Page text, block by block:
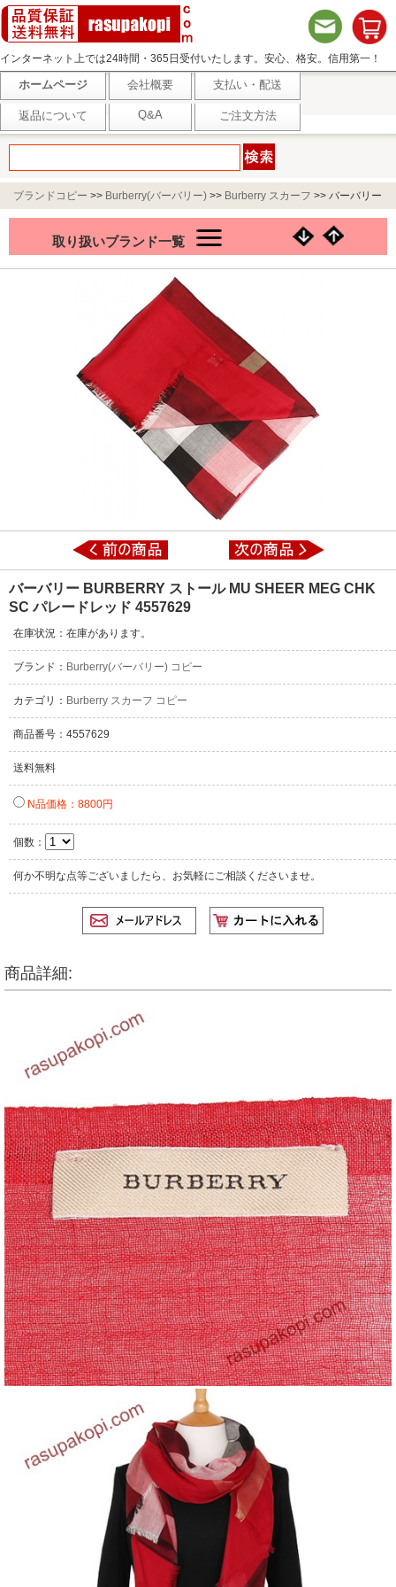
インターネット上では24時間・365日受付いたします。安心、格安。信用第一！
ホームページ 会社概要 支払い・配送
返品について Q&A ご注文方法
ブランドコピー >> Burberry(バーバリー) >> Burberry スカーフ >> バーバリー
BURBERRY ストール MU SHEER MEG CHK SC パレードレッド 4557629
取り扱いブランド一覧
バーバリー BURBERRY ストール MU SHEER MEG CHK
SC パレードレッド 4557629
在庫状況：在庫があります。
ブランド： Burberry(バーバリー) コピー
カテゴリ： Burberry スカーフ コピー
商品番号：4557629
送料無料
N品価格：8800円
個数：
何か不明な点等ございましたら、お気軽にご相談くださいませ。
商品詳細: